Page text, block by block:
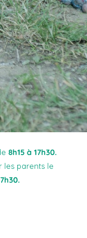
8h15 à 17h30.
les parents le